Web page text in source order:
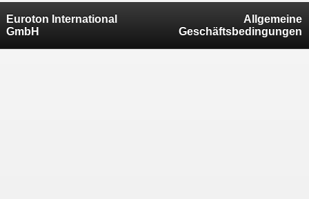
Euroton International
GmbH
Allgemeine
Geschäftsbedingungen